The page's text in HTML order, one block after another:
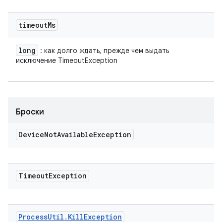
timeoutMs
long
: как долго ждать, прежде чем выдать
исключение TimeoutException
Броски
DeviceNotAvailableException
TimeoutException
ProcessUtil . KillException